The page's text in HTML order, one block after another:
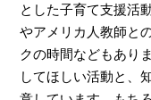
とした子育て支援活
やアメリカ人教師と
クの時間などもあり
してほしい活動と、